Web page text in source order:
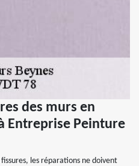
des murs en
Entreprise Peinture
les réparations ne doivent